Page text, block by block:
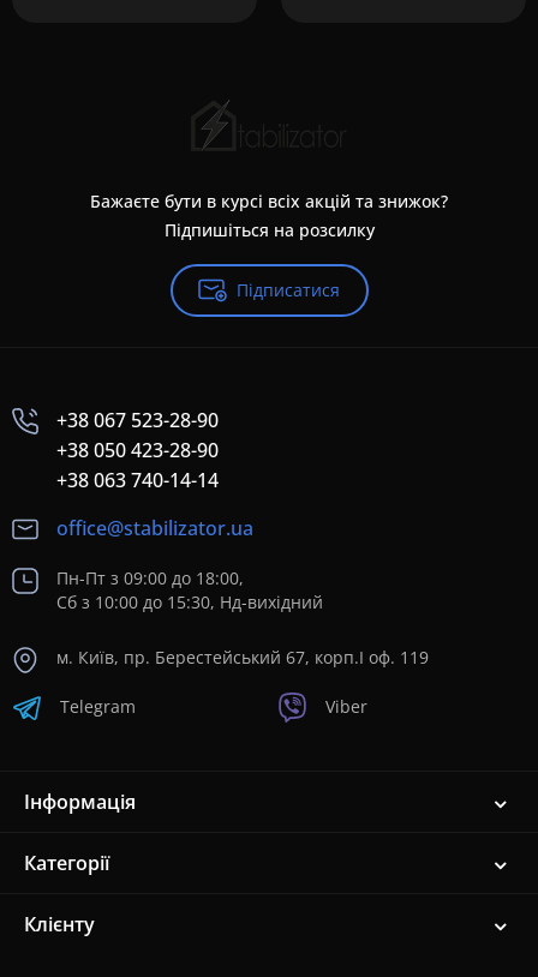
Бажаєте бути в курсі всіх акцій та знижок?
Підпишіться на розсилку
Підписатися
+38 067 523-28-90
+38 050 423-28-90
+38 063 740-14-14
office@stabilizator.ua
Пн-Пт з 09:00 до 18:00,
Сб з 10:00 до 15:30, Нд-вихідний
м. Київ, пр. Берестейський 67, корп.I оф. 119
Telegram Viber
Інформація
Категорії
Клієнту